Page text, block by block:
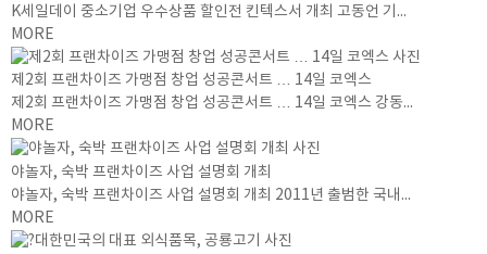
K세일데이 중소기업 우수상품 할인전 킨텍스서 개최 고동언 기...
MORE
제2회 프랜차이즈 가맹점 창업 성공콘서트 … 14일 코엑스
제2회 프랜차이즈 가맹점 창업 성공콘서트 … 14일 코엑스 강동...
MORE
야놀자, 숙박 프랜차이즈 사업 설명회 개최
야놀자, 숙박 프랜차이즈 사업 설명회 개최 2011년 출범한 국내...
MORE